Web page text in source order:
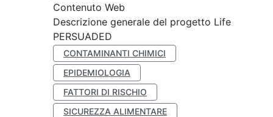
Contenuto Web
Descrizione generale del progetto Life
PERSUADED
CONTAMINANTI CHIMICI
EPIDEMIOLOGIA
FATTORI DI RISCHIO
SICUREZZA ALIMENTARE